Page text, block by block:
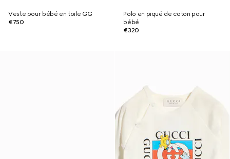
Veste pour bébé en toile GG
€750
Polo en piqué de coton pour
bébé
€320